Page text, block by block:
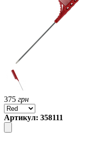
375 грн
Артикул: 358111